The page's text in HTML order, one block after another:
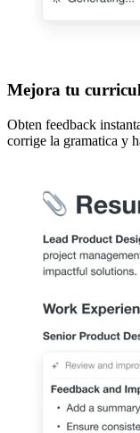
Mejora tu
Obten feedback
corrige la gramatica y